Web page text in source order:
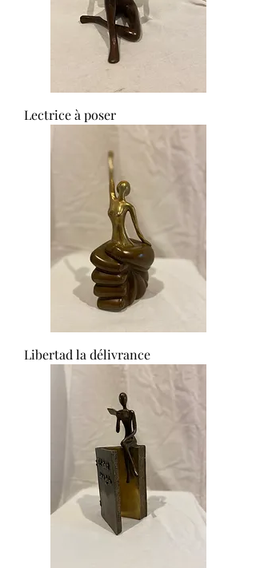
Lectrice à poser
Libertad la délivrance